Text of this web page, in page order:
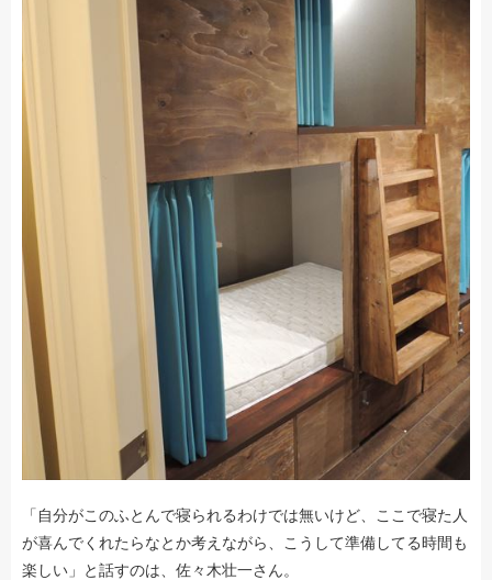
「自分がこのふとんで寝られるわけでは無いけど、ここで寝た人
が喜んでくれたらなとか考えながら、こうして準備してる時間も
楽しい」と話すのは、佐々木壮一さん。